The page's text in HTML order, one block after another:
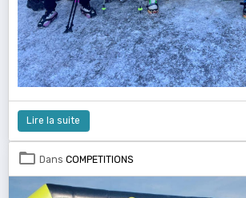
Lire la suite
Dans COMPETITIONS